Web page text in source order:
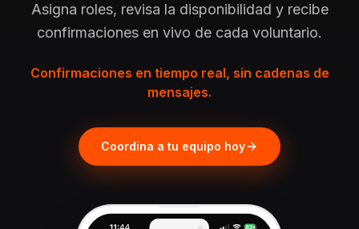
Asigna roles, revisa la disponibilidad y recibe
confirmaciones en vivo de cada voluntario.
Confirmaciones en tiempo real, sin cadenas de
mensajes.
Coordina a tu equipo hoy